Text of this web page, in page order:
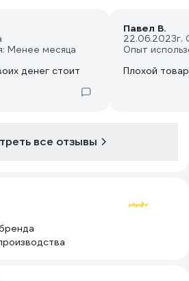
Менее месяца
денег стоит
Павел В.
22.06.2023г.
Опыт
Плохой товар
все отзывы